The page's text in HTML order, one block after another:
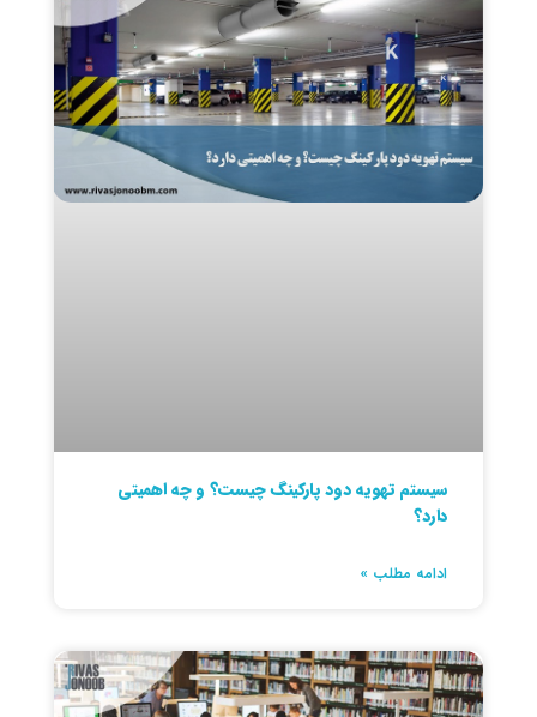
سیستم تهویه دود پارکینگ چیست؟ و چه اهمیتی
دارد؟
ادامه مطلب »